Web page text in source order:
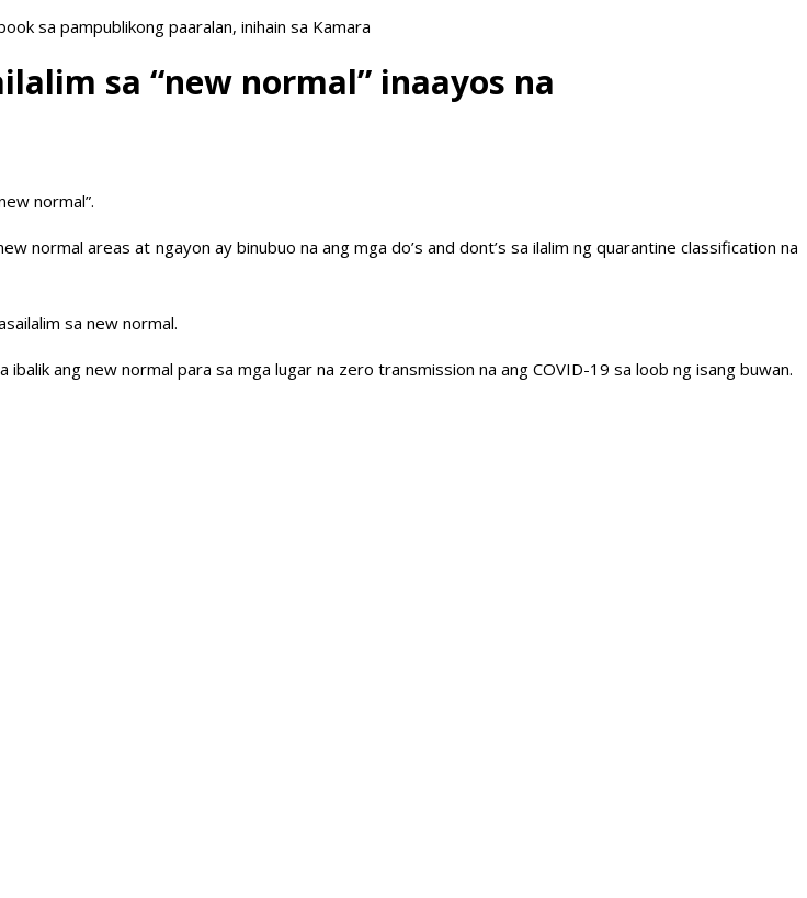
sa pampublikong paaralan, inihain sa Kamara
sa “new normal” inaayos na
normal”.
normal areas at ngayon ay binubuo na ang mga do’s and dont’s sa ilalim ng quarantine classification na
sa new normal.
ang new normal para sa mga lugar na zero transmission na ang COVID-19 sa loob ng isang buwan.